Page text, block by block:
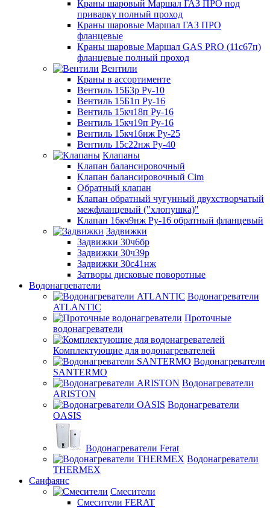
Краны шаровый Маршал ГАЗ ПРО под
приварку полный проход
Краны шаровые Маршал ГАЗ ПРО
фланцевые
Краны шаровые Маршал GAS PRO (11с67п)
фланцевые полный проход
Вентили
Краны в ассортименте
Вентиль 15Б3р Ру-10
Вентиль 15Б1п Ру-16
Вентиль 15кч18п Ру-16
Вентиль 15кч19п Ру-16
Вентиль 15кч16нж Ру-25
Вентиль 15с22нж Ру-40
Клапаны
Клапан балансировочный
Клапан балансировочный Cim
Обратный клапан
Клапан обратный чугунный двухстворчатый
межфланцевый ("хлопушка)"
Клапан 16кч9нж Ру-16 обратный фланцевый
Задвижки
Задвижки 30ч6бр
Задвижки 30ч39р
Задвижки 30с41нж
Затворы дисковые поворотные
Водонагреватели
Водонагреватели
ATLANTIC
Проточные
водонагреватели
Комплектующие для водонагревателей
Водонагреватели
SANTERMO
Водонагреватели
ARISTON
Водонагреватели
OASIS
Водонагреватели Ferat
Водонагреватели
THERMEX
Санфаянс
Смесители
Смесители FERAT